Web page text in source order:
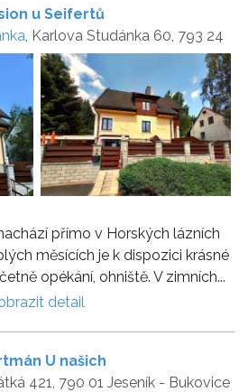
u Seifertů
, Karlova Studánka 60, 793 24
přímo v Horských lázních
měsících je k dispozici krásné
opékání, ohniště. V zimních...
detail
U našich
421, 790 01 Jeseník - Bukovice